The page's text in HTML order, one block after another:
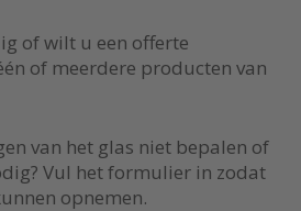
of wilt u een offerte
of meerdere producten van
van het glas niet bepalen of
Vul het formulier in zodat
opnemen.